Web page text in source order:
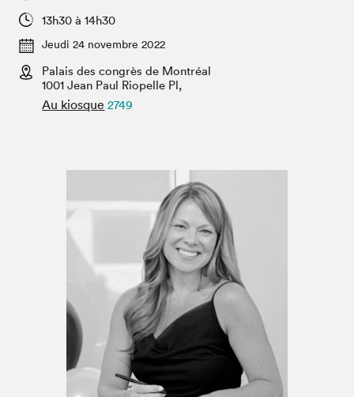
Espace exposant⋅e⋅s
Espace enseignant·e·s
Espace médias
Projets partenaires
13h30 à 14h30
Jeudi 24 novembre 2022
Palais des congrès de Montréal
1001 Jean Paul Riopelle Pl,
Au kiosque 2749